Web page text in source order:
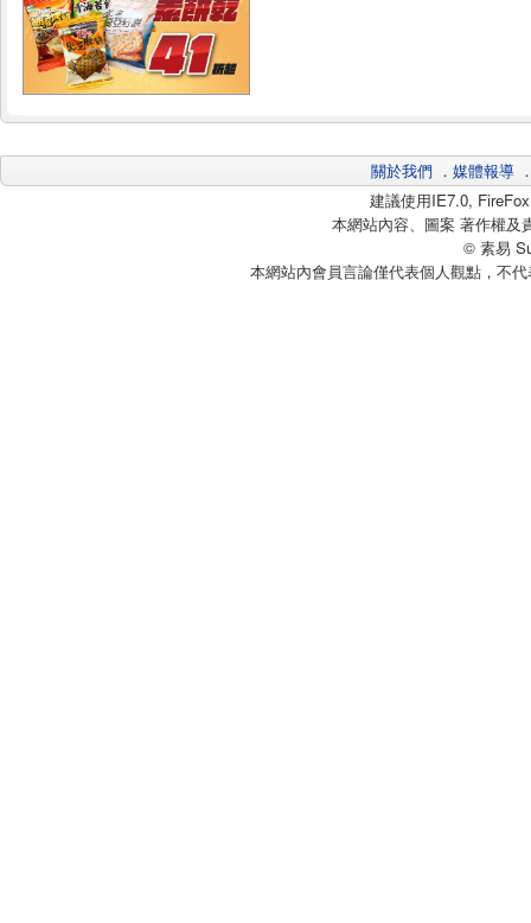
關於我們 ． 媒體報導
建議使用IE7.0,
本網站內容、圖案 著作權及
© 素易
本網站內會員言論僅代表個人觀點，不